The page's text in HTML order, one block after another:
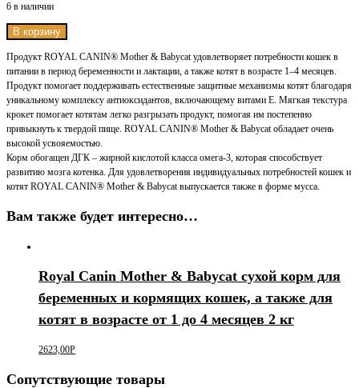
6 в наличии
В корзину
Продукт ROYAL CANIN® Mother & Babycat удовлетворяет потребности кошек в
питании в период беременности и лактации, а также котят в возрасте 1–4 месяцев.
Продукт помогает поддерживать естественные защитные механизмы котят благодаря
уникальному комплексу антиоксидантов, включающему витами Е. Мягкая текстура
крокет помогает котятам легко разгрызать продукт, помогая им постепенно
привыкнуть к твердой пище. ROYAL CANIN® Mother & Babycat обладает очень
высокой усвояемостью.
Корм обогащен ДГК – жирной кислотой класса омега-3, которая способствует
развитию мозга котенка. Для удовлетворения индивидуальных потребностей кошек и
котят ROYAL CANIN® Mother & Babycat выпускается также в форме мусса.
Вам также будет интересно…
Royal Canin Mother & Babycat сухой корм для
беременных и кормящих кошек, а также для
котят в возрасте от 1 до 4 месяцев 2 кг
2623,00Р
Сопутствующие товары